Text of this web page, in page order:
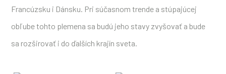
Francúzsku i Dánsku. Pri súčasnom trende a stúpajúcej
obľube tohto plemena sa budú jeho stavy zvyšovať a bude
sa rozširovať i do ďalších krajín sveta.